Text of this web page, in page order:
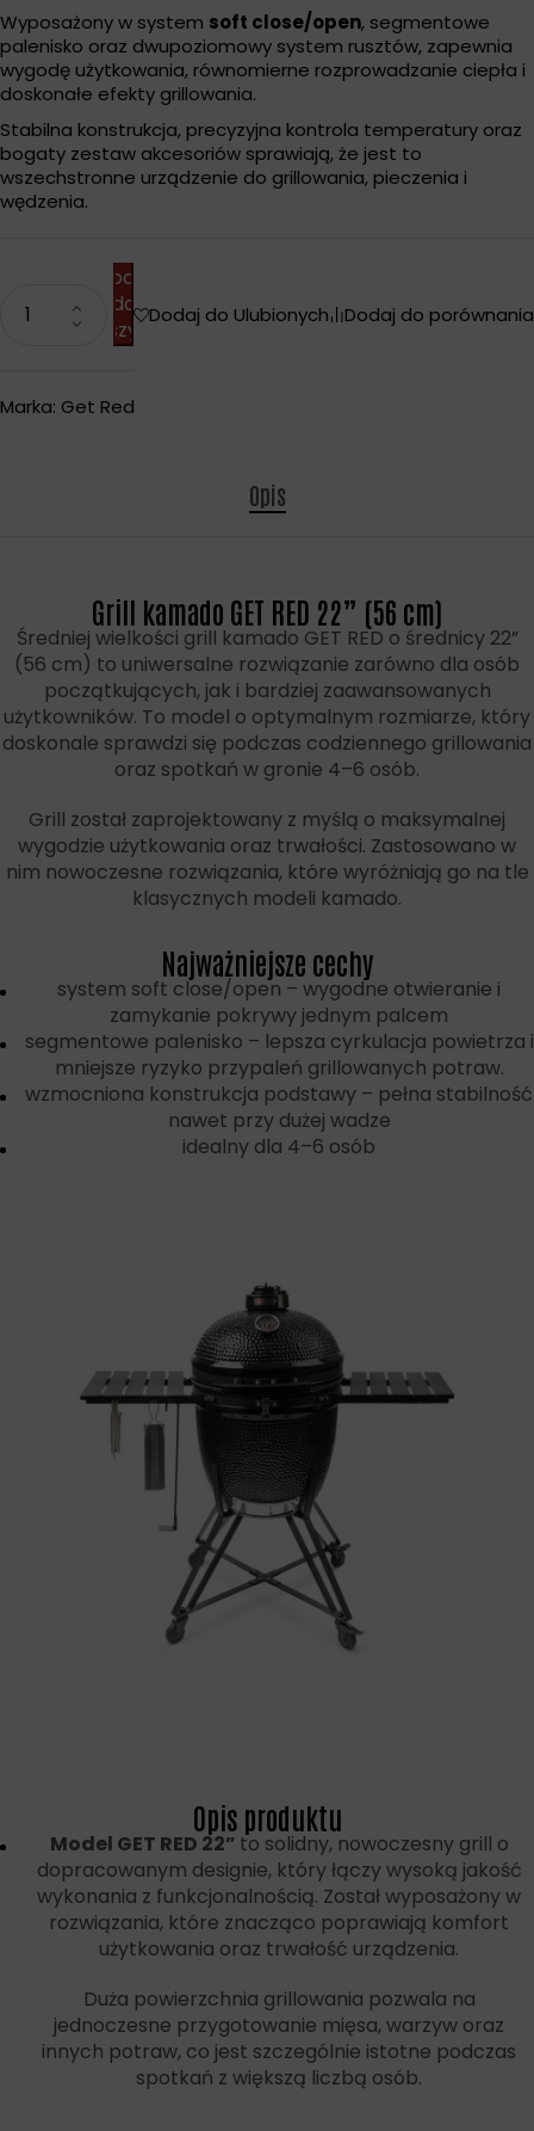
Wyposażony w system soft close/open, segmentowe
palenisko oraz dwupoziomowy system rusztów, zapewnia
wygodę użytkowania, równomierne rozprowadzanie ciepła i
doskonałe efekty grillowania.
Stabilna konstrukcja, precyzyjna kontrola temperatury oraz
bogaty zestaw akcesoriów sprawiają, że jest to
wszechstronne urządzenie do grillowania, pieczenia i
wędzenia.
Dodaj
do
koszyka
Dodaj do Ulubionych Dodaj do porównania
Marka: Get Red
Opis
Grill kamado GET RED 22” (56 cm)
Średniej wielkości grill kamado GET RED o średnicy 22”
(56 cm) to uniwersalne rozwiązanie zarówno dla osób
początkujących, jak i bardziej zaawansowanych
użytkowników. To model o optymalnym rozmiarze, który
doskonale sprawdzi się podczas codziennego grillowania
oraz spotkań w gronie 4–6 osób.
Grill został zaprojektowany z myślą o maksymalnej
wygodzie użytkowania oraz trwałości. Zastosowano w
nim nowoczesne rozwiązania, które wyróżniają go na tle
klasycznych modeli kamado.
Najważniejsze cechy
system soft close/open – wygodne otwieranie i
zamykanie pokrywy jednym palcem
segmentowe palenisko – lepsza cyrkulacja powietrza i
mniejsze ryzyko przypaleń grillowanych potraw.
wzmocniona konstrukcja podstawy – pełna stabilność
nawet przy dużej wadze
idealny dla 4–6 osób
Opis produktu
Model GET RED 22” to solidny, nowoczesny grill o
dopracowanym designie, który łączy wysoką jakość
wykonania z funkcjonalnością. Został wyposażony w
rozwiązania, które znacząco poprawiają komfort
użytkowania oraz trwałość urządzenia.
Duża powierzchnia grillowania pozwala na
jednoczesne przygotowanie mięsa, warzyw oraz
innych potraw, co jest szczególnie istotne podczas
spotkań z większą liczbą osób.